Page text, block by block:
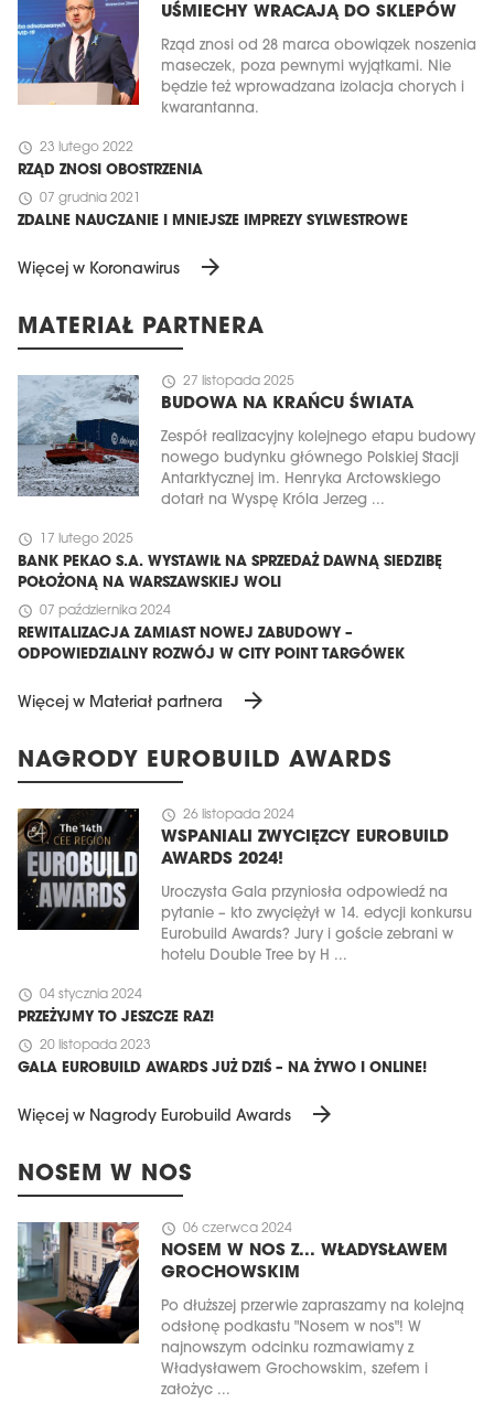
UŚMIECHY WRACAJĄ DO SKLEPÓW
Rząd znosi od 28 marca obowiązek noszenia
maseczek, poza pewnymi wyjątkami. Nie
będzie też wprowadzana izolacja chorych i
kwarantanna.
schedule 23 lutego 2022
RZĄD ZNOSI OBOSTRZENIA
schedule 07 grudnia 2021
ZDALNE NAUCZANIE I MNIEJSZE IMPREZY SYLWESTROWE
Więcej w Koronawirus arrow_forward
MATERIAŁ PARTNERA
schedule 27 listopada 2025
BUDOWA NA KRAŃCU ŚWIATA
Zespół realizacyjny kolejnego etapu budowy
nowego budynku głównego Polskiej Stacji
Antarktycznej im. Henryka Arctowskiego
dotarł na Wyspę Króla Jerzeg ...
schedule 17 lutego 2025
BANK PEKAO S.A. WYSTAWIŁ NA SPRZEDAŻ DAWNĄ SIEDZIBĘ
POŁOŻONĄ NA WARSZAWSKIEJ WOLI
schedule 07 października 2024
REWITALIZACJA ZAMIAST NOWEJ ZABUDOWY –
ODPOWIEDZIALNY ROZWÓJ W CITY POINT TARGÓWEK
Więcej w Materiał partnera arrow_forward
NAGRODY EUROBUILD AWARDS
schedule 26 listopada 2024
WSPANIALI ZWYCIĘZCY EUROBUILD
AWARDS 2024!
Uroczysta Gala przyniosła odpowiedź na
pytanie – kto zwyciężył w 14. edycji konkursu
Eurobuild Awards? Jury i goście zebrani w
hotelu Double Tree by H ...
schedule 04 stycznia 2024
PRZEŻYJMY TO JESZCZE RAZ!
schedule 20 listopada 2023
GALA EUROBUILD AWARDS JUŻ DZIŚ – NA ŻYWO I ONLINE!
Więcej w Nagrody Eurobuild Awards arrow_forward
NOSEM W NOS
schedule 06 czerwca 2024
NOSEM W NOS Z... WŁADYSŁAWEM
GROCHOWSKIM
Po dłuższej przerwie zapraszamy na kolejną
odsłonę podkastu "Nosem w nos"! W
najnowszym odcinku rozmawiamy z
Władysławem Grochowskim, szefem i
założyc ...